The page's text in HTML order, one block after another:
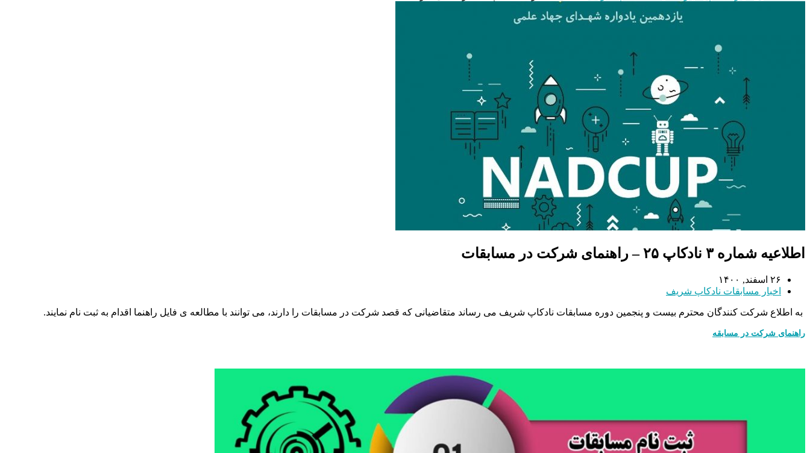
اطلاعیه شماره ۳ نادکاپ ۲۵ – راهنمای شرکت در مسابقات
۲۶ اسفند, ۱۴۰۰
اخبار مسابقات نادکاپ شریف
به اطلاع شرکت کنندگان محترم بیست و پنجمین دوره مسابقات نادکاپ شریف می رساند متقاضیانی که قصد شرکت در مسابقات را دارند، می توانند با مطالعه ی فایل راهنما اقدام به ثبت نام نمایند.
راهنمای شرکت در مسابقه